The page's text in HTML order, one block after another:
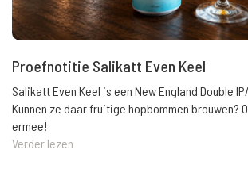
Proefnotitie Salikatt Even Keel
Salikatt Even Keel is een New England Double
Kunnen ze daar fruitige hopbommen brouwen?
ermee!
Verder lezen